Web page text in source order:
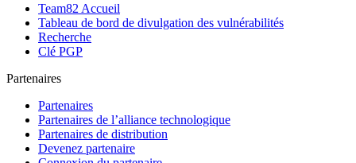
Team82 Accueil
Tableau de bord de divulgation des vulnérabilités
Recherche
Clé PGP
Partenaires
Partenaires
Partenaires de l’alliance technologique
Partenaires de distribution
Devenez partenaire